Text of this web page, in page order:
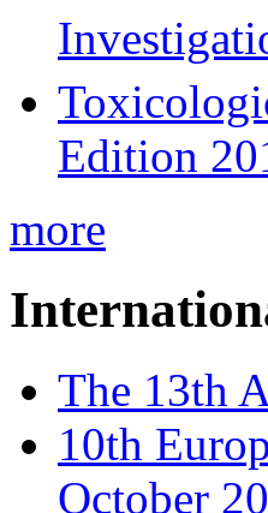
Edition
more
The 13th
10th
October